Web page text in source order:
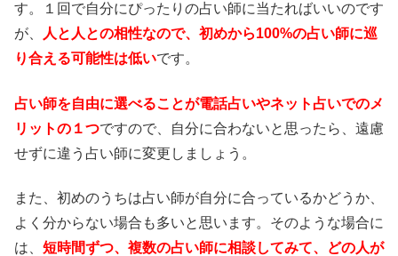
す。１回で自分にぴったりの占い師に当たればいいのです
が、
人と人との相性なので、初めから100%の占い師に巡
り合える可能性は低いです。
占い師を自由に選べることが電話占いやネット占いでのメ
リットの１つですので、自分に合わないと思ったら、遠慮
せずに違う占い師に変更しましょう。
また、初めのうちは占い師が自分に合っているかどうか、
よく分からない場合も多いと思います。そのような場合に
は、 短時間ずつ、複数の占い師に相談してみて、どの人が